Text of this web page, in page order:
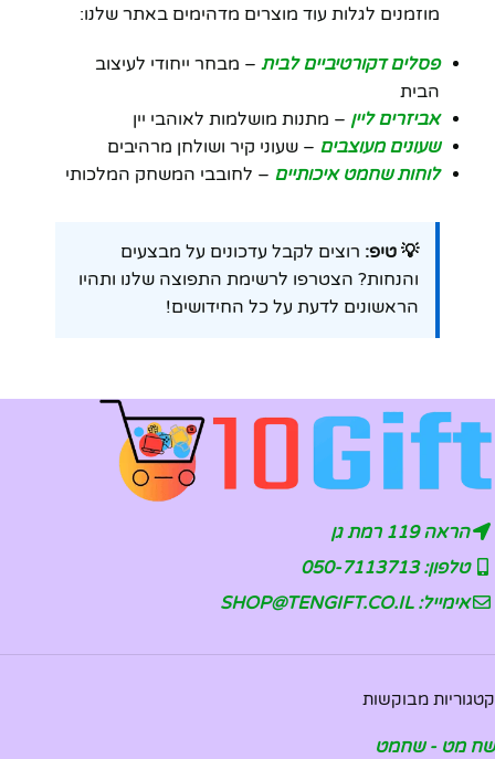
מוזמנים לגלות עוד מוצרים מדהימים באתר שלנו:
פסלים דקורטיביים לבית – מבחר ייחודי לעיצוב
הבית
אביזרים ליין – מתנות מושלמות לאוהבי יין
שעונים מעוצבים – שעוני קיר ושולחן מרהיבים
לוחות שחמט איכותיים – לחובבי המשחק המלכותי
💡 טיפ: רוצים לקבל עדכונים על מבצעים
והנחות? הצטרפו לרשימת התפוצה שלנו ותהיו
הראשונים לדעת על כל החידושים!
הראה 119 רמת גן
טלפון: 050-7113713
אימייל: SHOP@TENGIFT.CO.IL
קטגוריות מבוקשות
שח מט - שחמט